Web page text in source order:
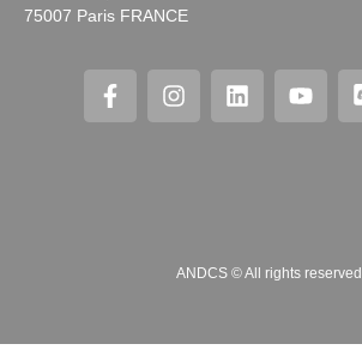
75007 Paris FRANCE
ANDCS © All rights reserved